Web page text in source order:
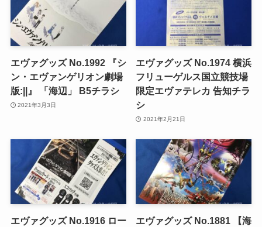
エヴァグッズ No.1992 『シ
ン・エヴァンゲリオン劇場
版:||』 「海辺」 B5チラシ
2021年3月3日
エヴァグッズ No.1974 横浜
フリューゲルス国立競技場
限定エヴァテレカ 告知チラ
シ
2021年2月21日
エヴァグッズ No.1916 ロー
エヴァグッズ No.1881 【海